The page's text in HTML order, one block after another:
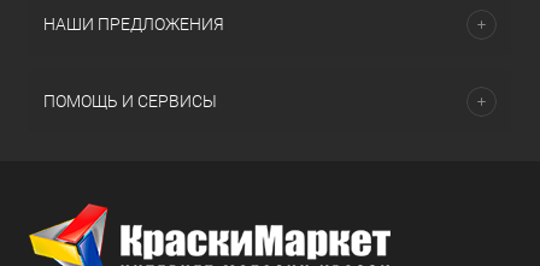
НАШИ ПРЕДЛОЖЕНИЯ
ПОМОЩЬ И СЕРВИСЫ